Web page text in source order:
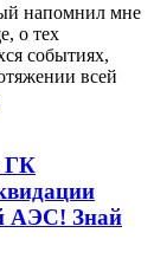
напомнил мне
о тех
событиях,
всей
ГК
АЭС! Знай